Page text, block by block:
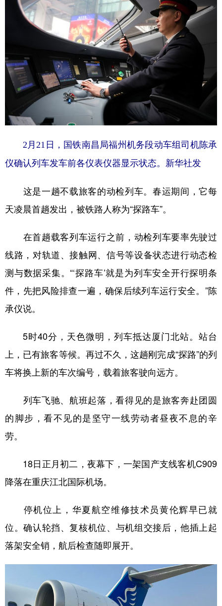
2月21日，国铁南昌局福州机务段动车组司机陈承
仪确认列车发车前各仪表仪器显示状态。新华社发
这是一趟不载旅客的动检列车。春运期间，它每
天凌晨首趟发出，被铁路人称为“探路车”。
在首趟载客列车运行之前，动检列车要率先驶过
线路，对轨道、接触网、信号等设备状态进行动态检
测与数据采集。“‘探路车’就是为列车安全开行探明条
件，先把风险排查一遍，确保后续列车运行安全。”陈
承仪说。
5时40分，天色微明，列车抵达厦门北站。站台
上，已有旅客等候。再过不久，这趟刚完成“探路”的列
车将换上新的车次编号，载着旅客驶向远方。
列车飞驰、航班起落，看得见的是旅客奔赴团圆
的脚步，看不见的是坚守一线劳动者昼夜不息的辛
劳。
18日正月初二，夜幕下，一架国产支线客机C909
降落在重庆江北国际机场。
停机位上，华夏航空维修技术员黄伦辉早已就
位。确认轮挡、复核机位、与机组交接后，他插上起
落架安全销，航后检查随即展开。